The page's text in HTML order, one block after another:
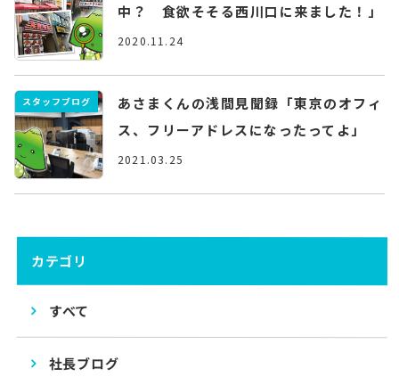
中？ 食欲そそる西川口に来ました！」
2020.11.24
スタッフブログ
あさまくんの浅間見聞録「東京のオフィ
ス、フリーアドレスになったってよ」
2021.03.25
カテゴリ
すべて
社長ブログ